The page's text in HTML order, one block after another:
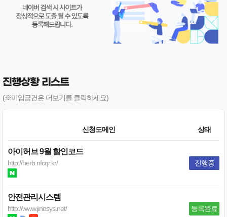
진행상황 리스트
(※미입금건은 더보기를 클릭하세요)
신청도메인 상태
아이허브 9월 할인코드
http://herb.nfcqr.kr/ 진행중
안전관리시스템
http://www.jinosys.net/ 등록완료